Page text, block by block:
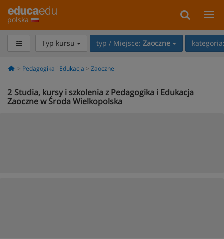
polska
Typ kursu typ / Miejsce: Zaoczne
Pedagogika i Edukacja Zaoczne
2 Studia, kursy i szkolenia z Pedagogika i Edukacja
Zaoczne w Środa Wielkopolska